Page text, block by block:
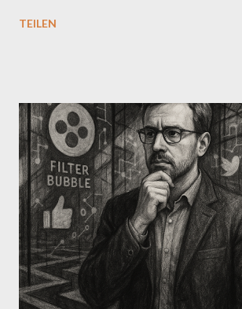
uralte, unterirdisch lebende Spezies
Regierungen, Medien oder Großkonzernen.
Vorstellung Die moderne Version dieser
geht maßgeblich auf David Icke zurück,
und ehemaligen Sportreporter, der seit den
behauptet, dass eine außerirdische Rasse
Wesen – die er als Teil einer „babylonischen
bezeichnet – die Welt kontrolliere. Laut Icke
prominente Persönlichkeiten, darunter
Königshä...
TEILEN